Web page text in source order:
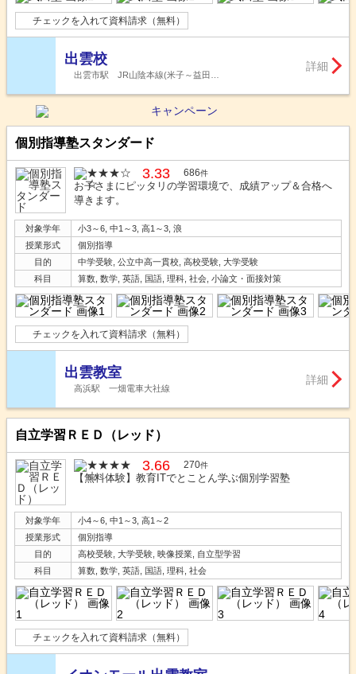
チェックを入れて資料請求（無料）
出雲校
出雲市駅 JR山陰本線(米子～益田…
詳細
個別指導塾スタンダード
3.33 686件
お子さまにピッタリの学習環境で、成績アップ＆合格へ
導きます。
対象学年
小3～6, 中1～3, 高1～3, 浪
授業形式
個別指導
目的
中学受験, 公立中高一貫校, 高校受験, 大学受験
科目
算数, 数学, 英語, 国語, 理科, 社会, 小論文・面接対策
チェックを入れて資料請求（無料）
出雲教室
高浜駅 一畑電車大社線
詳細
自立学習ＲＥＤ（レッド）
3.66 270件
【無料体験】教育ITでとことん学ぶ個別学習塾
対象学年
小4～6, 中1～3, 高1～2
授業形式
個別指導
目的
高校受験, 大学受験, 映像授業, 自立型学習
科目
算数, 数学, 英語, 国語, 理科, 社会
チェックを入れて資料請求（無料）